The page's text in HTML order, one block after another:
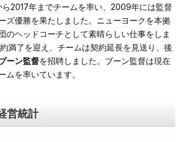
2017年までチームを率い、2009年には監督
ズ優勝を果たしました。ニューヨークを本拠
のヘッドコーチとして素晴らしい仕事をしま
満了を迎え、チームは契約延長を見送り、後
ーン監督を招聘しました。ブーン監督は現在
ムを率いています。
営統計